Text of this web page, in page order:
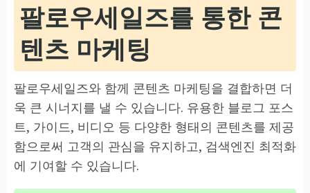
팔로우세일즈를 통한 콘
텐츠 마케팅
팔로우세일즈와 함께 콘텐츠 마케팅을 결합하면 더
욱 큰 시너지를 낼 수 있습니다. 유용한 블로그 포스
트, 가이드, 비디오 등 다양한 형태의 콘텐츠를 제공
함으로써 고객의 관심을 유지하고, 검색엔진 최적화
에 기여할 수 있습니다.